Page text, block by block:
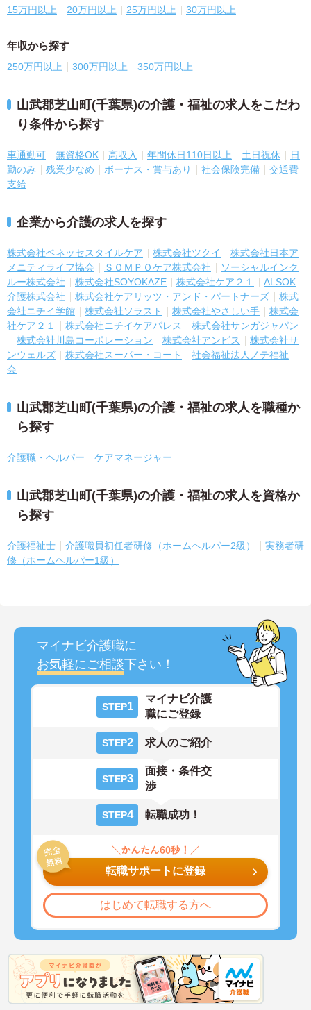
15万円以上 20万円以上 25万円以上 30万円以上
年収から探す
250万円以上 300万円以上 350万円以上
山武郡芝山町(千葉県)の介護・福祉の求人をこだわ
り条件から探す
車通勤可 無資格OK 高収入 年間休日110日以上 土日祝休
日
勤のみ
残業少なめ ボーナス・賞与あり 社会保険完備
交通費
支給
企業から介護の求人を探す
株式会社ベネッセスタイルケア 株式会社ツクイ
株式会社日本ア
メニティライフ協会
ＳＯＭＰＯケア株式会社
ソーシャルインク
ルー株式会社
株式会社SOYOKAZE 株式会社ケア２１
ALSOK
介護株式会社
株式会社ケアリッツ・アンド・パートナーズ
株式
会社ニチイ学館
株式会社ソラスト 株式会社やさしい手
株式会
社ケア２１
株式会社ニチイケアパレス
株式会社サンガジャパン
株式会社川島コーポレーション
株式会社アンビス
株式会社サ
ンウェルズ
株式会社スーパー・コート
社会福祉法人ノテ福祉
会
山武郡芝山町(千葉県)の介護・福祉の求人を職種か
ら探す
介護職・ヘルパー ケアマネージャー
山武郡芝山町(千葉県)の介護・福祉の求人を資格か
ら探す
介護福祉士 介護職員初任者研修（ホームヘルパー2級）
実務者研
修（ホームヘルパー1級）
マイナビ介護職に
お気軽にご相談下さい！
STEP1
マイナビ介護
職にご登録
STEP2 求人のご紹介
STEP3
面接・条件交
渉
STEP4 転職成功！
転職サポートに登録
はじめて転職する方へ